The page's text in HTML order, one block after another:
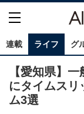
連載 ライフ グ
【愛知県】
にタイムス
ム3選